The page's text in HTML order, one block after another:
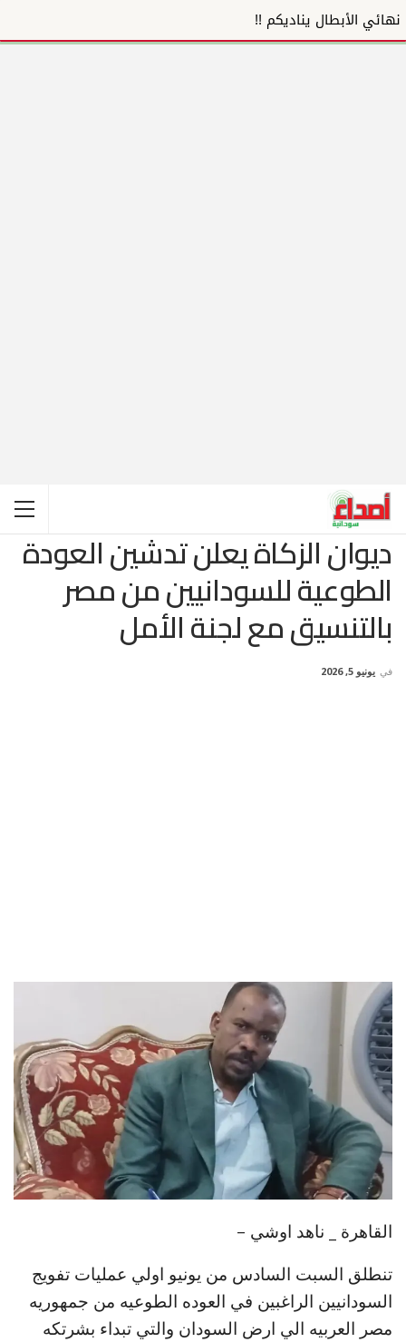
نهائي الأبطال يناديكم !!
ديوان الزكاة يعلن تدشين العودة
الطوعية للسودانيين من مصر
بالتنسيق مع لجنة الأمل
في يونيو 5, 2026
القاهرة _ ناهد اوشي –
تنطلق السبت السادس من يونيو اولي عمليات تفويج
السودانيين الراغبين في العوده الطوعيه من جمهوريه
مصر العربيه الي ارض السودان والتي تبداء بشرتكه